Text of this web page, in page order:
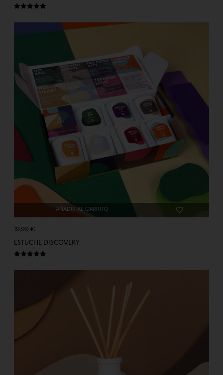
AÑADIR AL CARRITO
ESTUCHE DISCOVERY
19,99 €